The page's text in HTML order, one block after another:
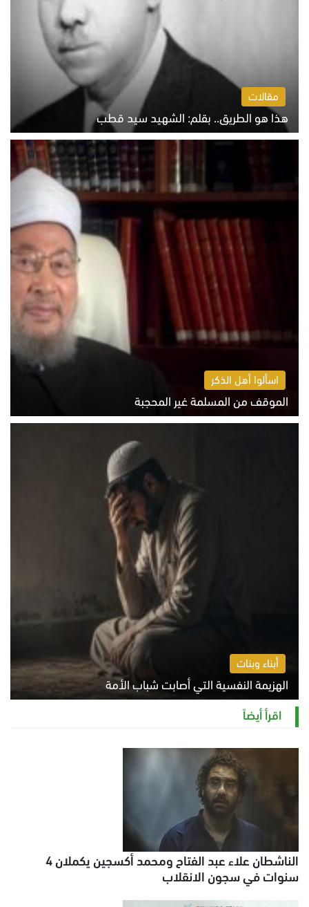
مقالات
هذا هو الطريق.. بقلم: الشهيد سيد قطب
الخميس 6 أغسطس 2026 10:52 ص
اسألوا أهل الذكر
الموقف من المسلمة غير المحجبة
الخميس 6 أغسطس 2026 10:45 ص
أبناء وبنات
الهزيمة النفسية التي أصابت شباب الأمة
الخميس 6 أغسطس 2026 11:12 ص
اقرأ أيضاً
الناشطان علاء عبد الفتاح ومحمد أكسجين يكملان 4
سنوات في سجون الانقلاب